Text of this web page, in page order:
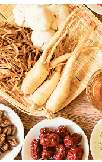
容量を選択
50g 100g